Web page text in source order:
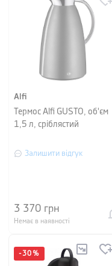
Alfi
Термос Alfi GUSTO, об'єм
1,5 л, сріблястий
Залишити відгук
3 370 грн
Немає в наявності
-30 %